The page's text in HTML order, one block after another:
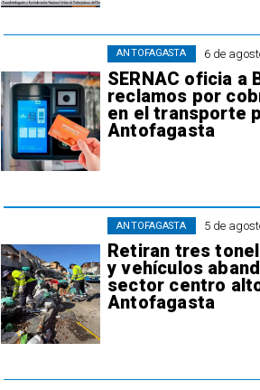
6 de
SERNAC oficia a
reclamos por
en el transporte
Antofagasta
ANTOFAGASTA
5 de
Retiran tres
y vehículos
sector centro
Antofagasta
ANTOFAGASTA